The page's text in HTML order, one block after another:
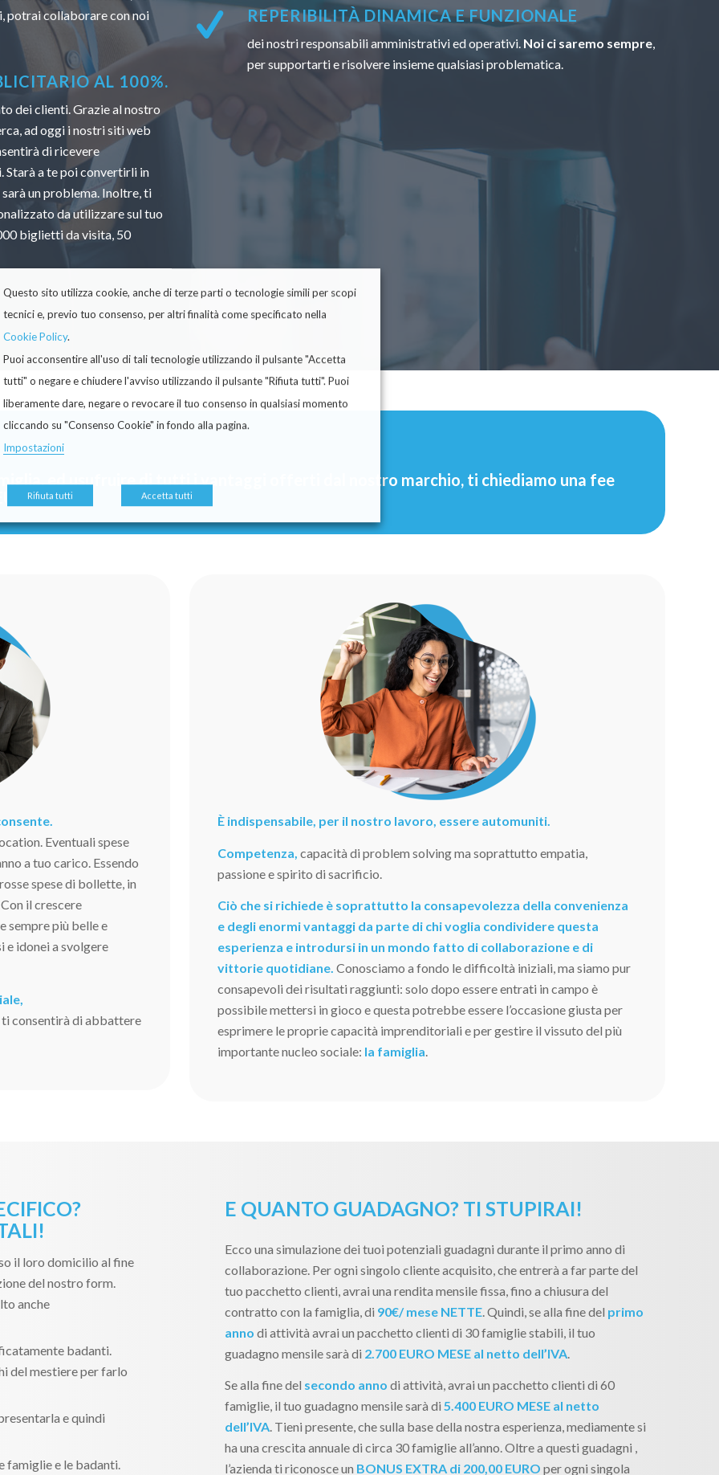
potrai collaborare con noi
AL 100%.
dei clienti. Grazie al nostro
ad oggi i nostri siti web
di ricevere
a te poi convertirli in
un problema. Inoltre, ti
da utilizzare sul tuo
biglietti da visita, 50
REPERIBILITÀ DINAMICA E FUNZIONALE
dei nostri responsabili amministrativi ed operativi. Noi ci saremo sempre
per supportarti e risolvere insieme qualsiasi problematica.
ed usufruire di tutti i vantaggi offerti dal nostro marchio, ti chiediamo una fee
+ IVA.
Eventuali spese
a tuo carico. Essendo
spese di bollette, in
il crescere
sempre più belle e
e idonei a svolgere
ti consentirà di abbattere
È indispensabile, per il nostro lavoro, essere automuniti.
Competenza,capacità di problem solving ma soprattutto empatia,
passione e spirito di sacrificio.
Ciò che si richiede è soprattutto la consapevolezza della convenienza
e degli enormi vantaggi da parte di chi voglia condividere questa
esperienza e introdursi in un mondo fatto di collaborazione e di
vittorie quotidiane. Conosciamo a fondo le difficoltà iniziali, ma siamo pur
consapevoli dei risultati raggiunti: solo dopo essere entrati in campo è
possibile mettersi in gioco e questa potrebbe essere l’occasione giusta per
esprimere le proprie capacità imprenditoriali e per gestire il vissuto del più
importante nucleo sociale: la famiglia.
il loro domicilio al fine
del nostro form.
anche
badanti.
del mestiere per farlo
e quindi
famiglie e le badanti.
E QUANTO GUADAGNO? TI STUPIRAI!
Ecco una simulazione dei tuoi potenziali guadagni durante il primo anno di
collaborazione. Per ogni singolo cliente acquisito, che entrerà a far parte del
tuo pacchetto clienti, avrai una rendita mensile fissa, fino a chiusura del
contratto con la famiglia, di 90€/ mese NETTE . Quindi, se alla fine del primo
anno di attività avrai un pacchetto clienti di 30 famiglie stabili, il tuo
guadagno mensile sarà di 2.700 EURO MESE al netto dell’IVA
Se alla fine del secondo anno di attività, avrai un pacchetto clienti di 60
famiglie, il tuo guadagno mensile sarà di5.400 EURO MESE al netto
dell’IVA. Tieni presente, che sulla base della nostra esperienza, mediamente si
ha una crescita annuale di circa 30 famiglie all’anno. Oltre a questi guadagni ,
l’azienda ti riconosce un BONUS EXTRA di 200,00 EURO per ogni singola
Questo sito utilizza cookie, anche di terze parti o tecnologie simili per scopi
tecnici e, previo tuo consenso, per altri finalità come specificato nella
Cookie Policy.
Puoi acconsentire all'uso di tali tecnologie utilizzando il pulsante "Accetta
tutti" o negare e chiudere l'avviso utilizzando il pulsante "Rifiuta tutti". Puoi
liberamente dare, negare o revocare il tuo consenso in qualsiasi momento
cliccando su "Consenso Cookie" in fondo alla pagina.
Impostazioni
Rifiuta tutti Accetta tutti